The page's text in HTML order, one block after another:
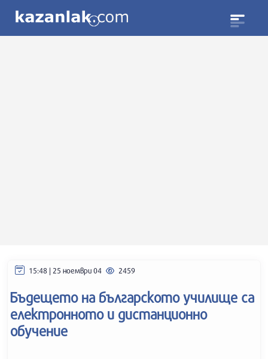
15:48 | 25 ноември 04 2459
Бъдещето на българското училище са
електронното и дистанционно
обучение